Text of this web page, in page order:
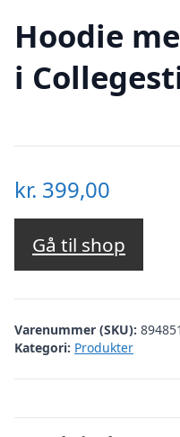
Hoodie
i
kr. 399,00
Gå til shop
Varenummer (SKU):
Kategori: Produkter